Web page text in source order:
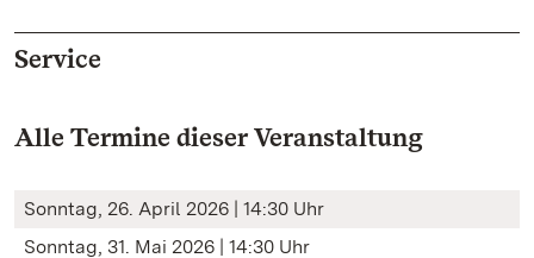
Service
Alle Termine dieser Veranstaltung
Sonntag, 26. April 2026 | 14:30 Uhr
Sonntag, 31. Mai 2026 | 14:30 Uhr